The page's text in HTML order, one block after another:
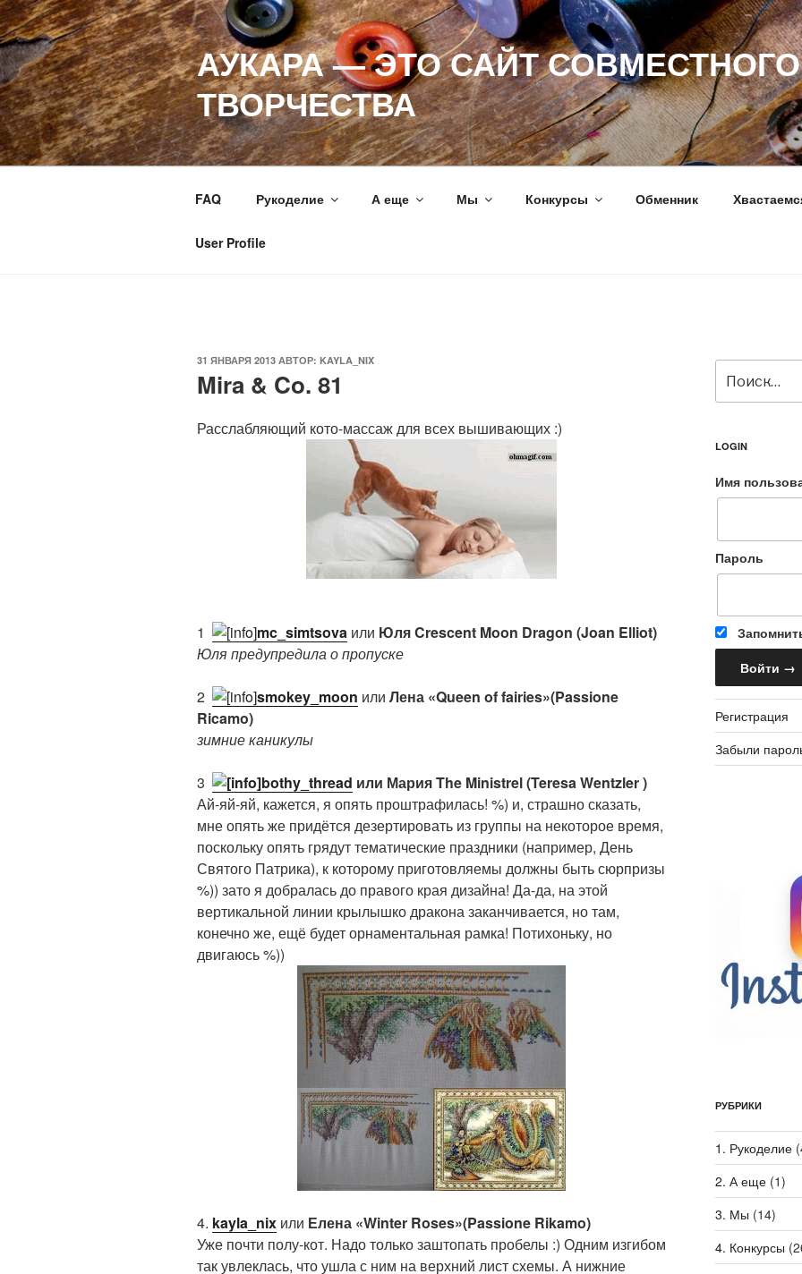
Перейти
к
содержимому
АУКАРА — ЭТО САЙТ СОВМЕСТНОГО
ТВОРЧЕСТВА
FAQ Рукоделие А еще Мы Конкурсы Обменник
User Profile
ОПУБЛИКОВАНО
31 ЯНВАРЯ 2013 АВТОР: KAYLA_NIX
Mira & Co. 81
Расслабляющий кото-массаж для всех вышивающих :)
1. mc_simtsova или Юля Crescent Moon Dragon (Joan Elliot)
Юля предупредила о пропуске
2. smokey_moon или Лена «Queen of fairies»(Passione
Ricamo)
зимние каникулы
3. bothy_thread или Мария The Ministrel (Teresa Wentzler )
Ай-яй-яй, кажется, я опять проштрафилась! %) и, страшно сказать,
мне опять же придётся дезертировать из группы на некоторое время,
поскольку опять грядут тематические праздники (например, День
Святого Патрика), к которому приготовляемы должны быть сюрпризы
%)) зато я добралась до правого края дизайна! Да-да, на этой
вертикальной линии крылышко дракона заканчивается, но там,
конечно же, ещё будет орнаментальная рамка! Потихоньку, но
двигаюсь %))
4. kayla_nix или Елена «Winter Roses»(Passione Rikamo)
Уже почти полу-кот. Надо только заштопать пробелы :) Одним изгибом
так увлеклась, что ушла с ним на верхний лист схемы. А нижние
LOGIN
Имя
Пароль
Регистрация
Забыли
РУБРИКИ
1. Рукоделие
2. А еще(1)
3. Мы (14)
4. Конкурсы